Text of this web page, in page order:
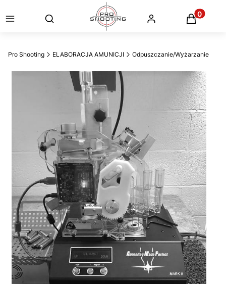
Otwórz wyszukiwarkę
Pro Shooting ELABORACJA AMUNICJI Odpuszczanie/Wyżarzanie